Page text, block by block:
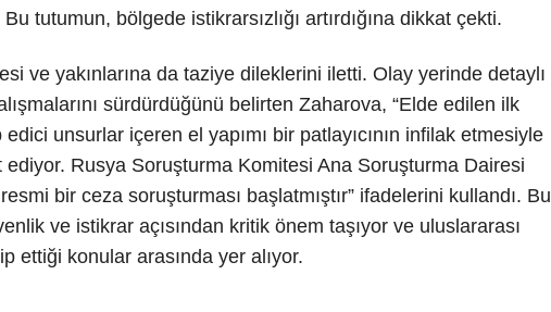
tutumun, bölgede istikrarsızlığı artırdığına dikkat çekti.
ve yakınlarına da taziye dileklerini iletti. Olay yerinde detaylı
sürdürdüğünü belirten Zaharova, “Elde edilen ilk
unsurlar içeren el yapımı bir patlayıcının infilak etmesiyle
Rusya Soruşturma Komitesi Ana Soruşturma Dairesi
bir ceza soruşturması başlatmıştır” ifadelerini kullandı. Bu
ve istikrar açısından kritik önem taşıyor ve uluslararası
ettiği konular arasında yer alıyor.